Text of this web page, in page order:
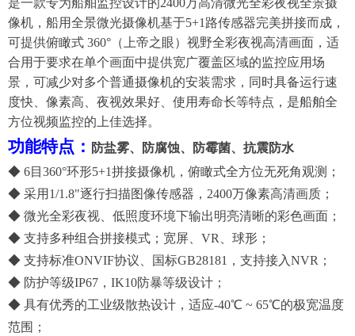
是一款专为船舶监控设计的2400万高清微光全彩夜视全景摄
像机，船用全景微光摄像机基于5+1 路传感器完美拼接而成 ，
可提供俯瞰式 360° （ 上帝之眼） 视野全彩夜视高清画面 ，适
合用于要求在单个画面中提供宽广覆盖区域的监控应用场
景，可减少对多个普通摄像机的安装需求 ， 同时具备运行速
度快、 像素高、夜视效果好、使用寿命长等特点 ， 是船舶全
方位视频监控的 上佳选择。
功能特点： 防盐雾、防腐蚀、 防霉菌、抗震防水
◆ 6目 360°环形5+1拼接摄像机， 俯瞰式全方位无死角观测 ；
◆ 采用 1/1.8"逐行扫描图像传感器， 2400万像素高清画质 ；
◆ 微光全彩夜视、低照度环境下输出明亮清晰的彩色画面 ；
◆ 支持多种组合拼接模式；宽屏、VR、球形；
◆ 支持标准ONVIF协议、国标GB28181 ，支持接入NVR；
◆ 防护等级IP67 ， IK10防暴等级设计 ；
◆ 具有优秀的工业级散热设计，适应-40℃ ~ 65℃的极宽温度
范围 ；